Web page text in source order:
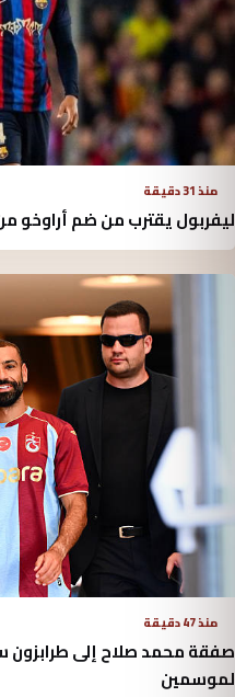
منذ 31 دقيقة
ليفربول يقترب من ضم أراوخو من
منذ 47 دقيقة
لموسمين